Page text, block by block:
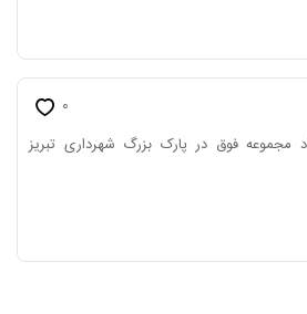
فوق در پارک بزرگ شهرداری تبریز
0